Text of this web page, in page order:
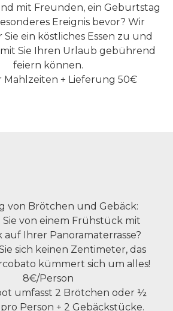
mit Freunden, ein Geburtstag
Ereignis bevor? Wir
ein köstliches Essen zu und
Sie Ihren Urlaub gebührend
feiern können.
Mahlzeiten + Lieferung 50€
von Brötchen und Gebäck:
Sie von einem Frühstück mit
auf Ihrer Panoramaterrasse?
sich keinen Zentimeter, das
kümmert sich um alles!
8€/Person
umfasst 2 Brötchen oder ½
Person + 2 Gebäckstücke.